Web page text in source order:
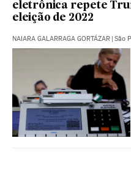
eletrônica repete
eleição de 2022
NAIARA GALARRAGA GORTÁZAR São